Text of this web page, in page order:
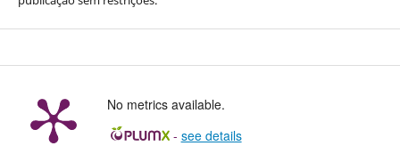
No metrics available.
- see details